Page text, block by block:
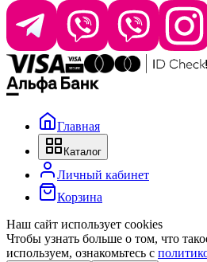
Время работы: пн–чт
Главная
Каталог
Личный кабинет
Корзина
Наш сайт использует cookies
Чтобы узнать больше о том, что
используем, ознакомьтесь с